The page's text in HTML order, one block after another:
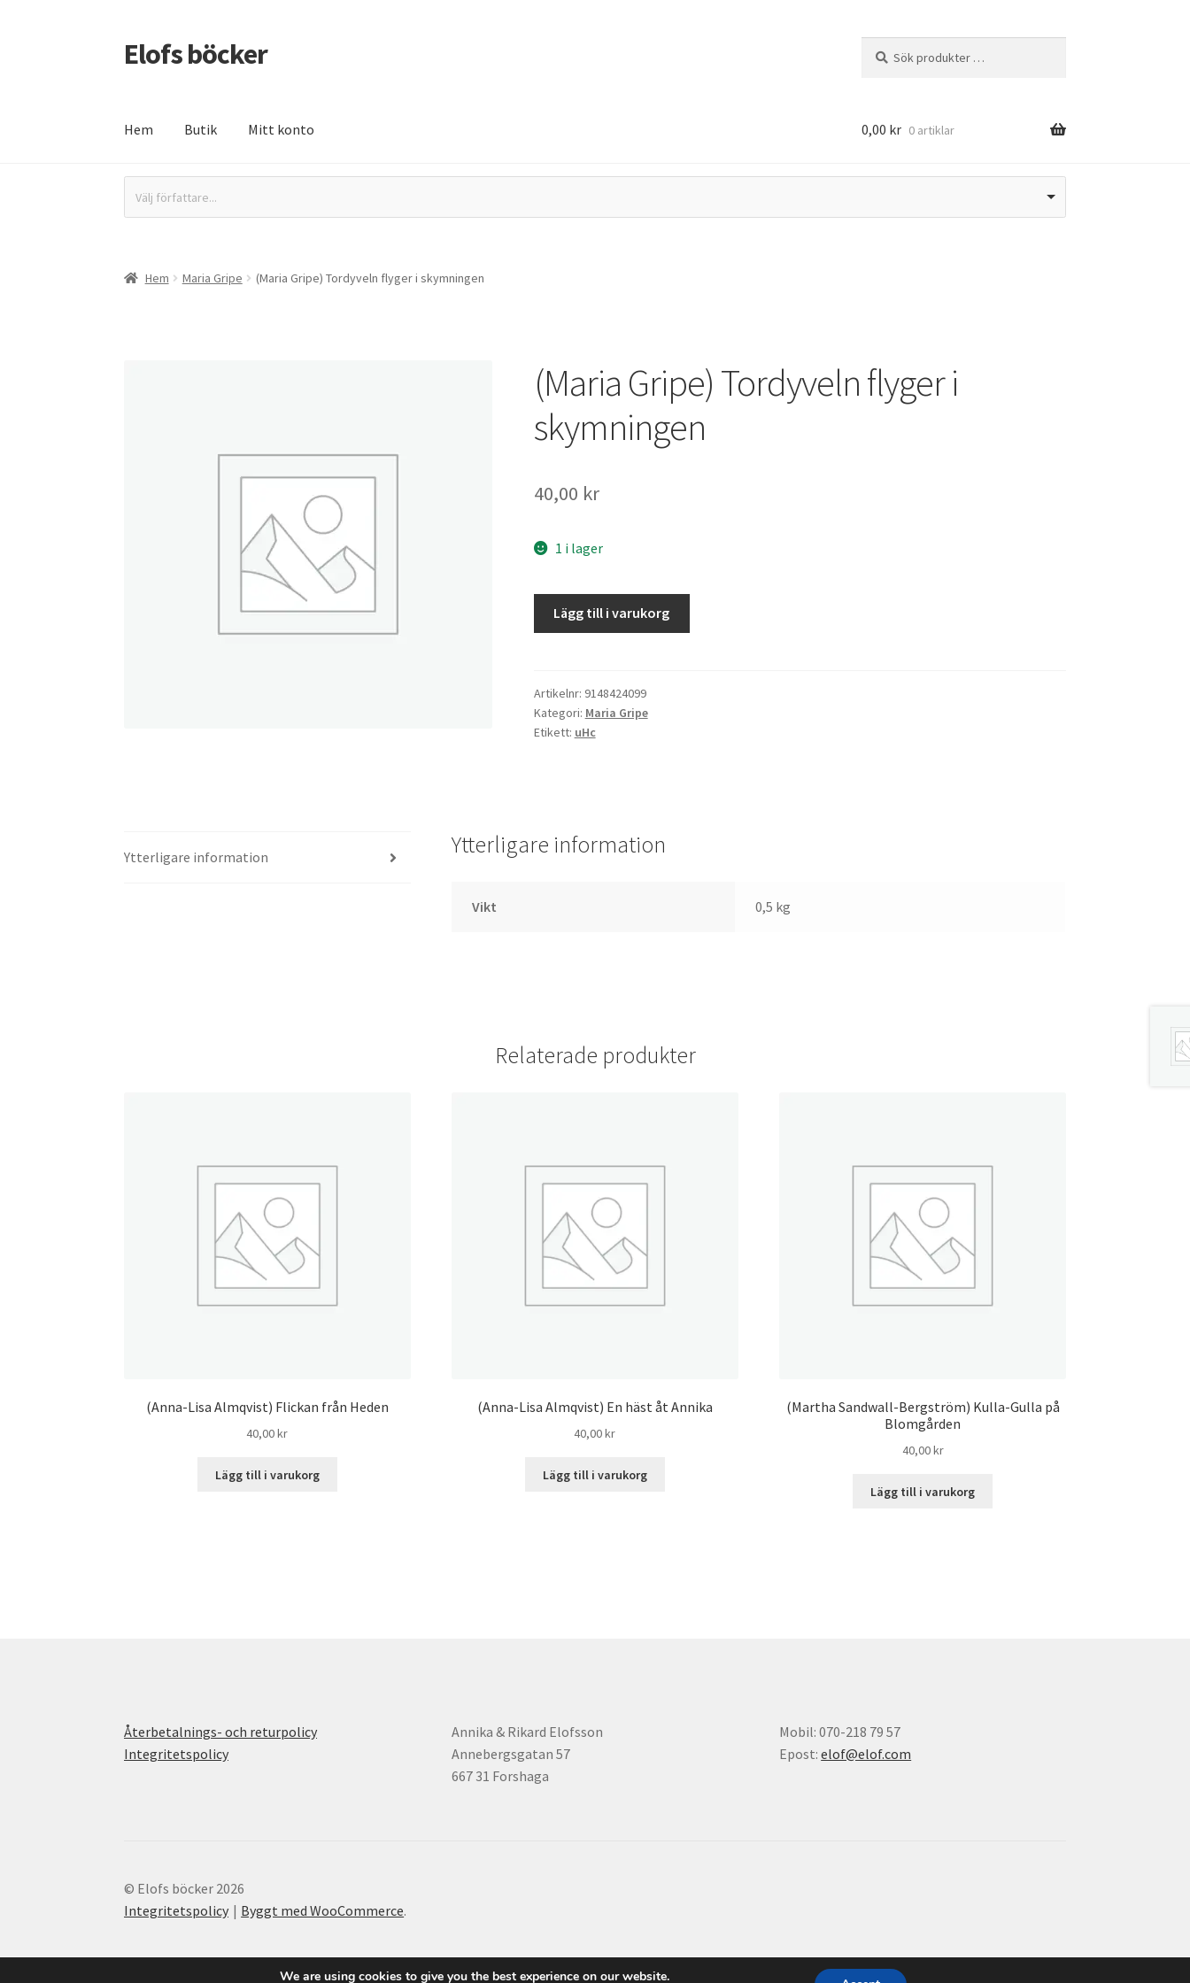
Hoppa
till
Hoppa
till
Elofs böcker
efter:
Hem Butik Mitt konto 0,00 kr 0 artiklar
Välj författare...
Hem Maria Gripe (Maria Gripe) Tordyveln flyger i skymningen
(Maria Gripe) Tordyveln flyger i
skymningen
40,00 kr
1 i lager
flyger
mängd
Lägg till i varukorg
Artikelnr: 9148424099
Kategori: Maria Gripe
Etikett: uHc
Ytterligare information Ytterligare information
Vikt 0,5 kg
Relaterade produkter
(Anna-Lisa Almqvist) Flickan från Heden
40,00kr
Lägg till i varukorg
(Anna-Lisa Almqvist) En häst åt Annika
40,00kr
Lägg till i varukorg
(Martha Sandwall-Bergström) Kulla-Gulla på
Blomgården
40,00kr
Lägg till i varukorg
Återbetalnings- och returpolicy
Integritetspolicy
Annika & Rikard Elofsson
Annebergsgatan 57
667 31 Forshaga
Mobil: 070-218 79 57
Epost:elof@elof.com
© Elofs böcker 2026
Integritetspolicy
Byggt med WooCommerce.
We are using cookies to give you the best experience on our website.